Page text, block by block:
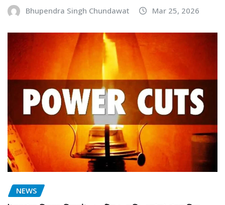
Bhupendra Singh Chundawat Mar 25, 2026
NEWS